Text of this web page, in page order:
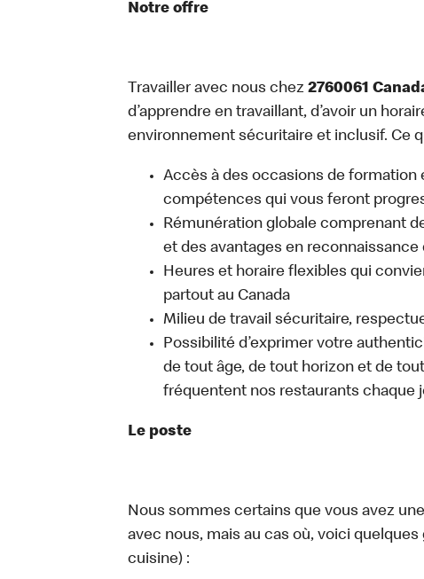
Notre offre
Travailler avec nous chez 2760061
d’apprendre en travaillant, d’avoir un
environnement sécuritaire et inclusif. Ce
Accès à des occasions de
compétences qui vous feront
Rémunération globale comprenant
et des avantages en reconnaissance
Heures et horaire flexibles qui
partout au Canada
Milieu de travail sécuritaire,
Possibilité d’exprimer votre
de tout âge, de tout horizon et de
fréquentent nos restaurants chaque
Le poste
Nous sommes certains que vous avez
avec nous, mais au cas où, voici
cuisine) :